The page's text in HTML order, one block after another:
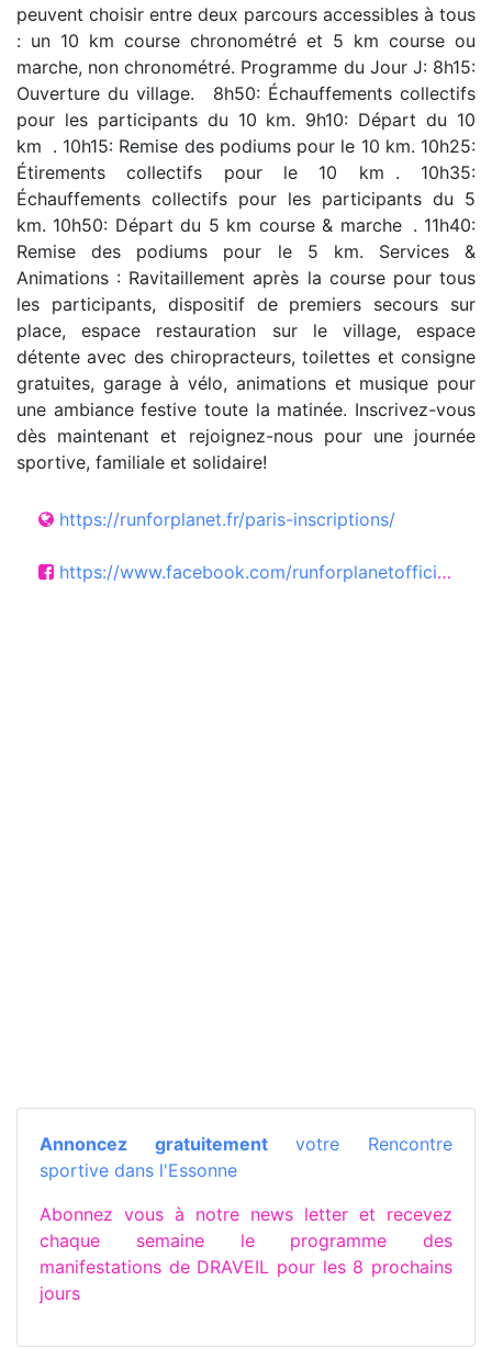
peuvent choisir entre deux parcours accessibles à tous
: un 10 km course chronométré et 5 km course ou
marche, non chronométré. Programme du Jour J: 8h15:
Ouverture du village. 8h50: Échauffements collectifs
pour les participants du 10 km. 9h10: Départ du 10
km . 10h15: Remise des podiums pour le 10 km. 10h25:
Étirements collectifs pour le 10 km . 10h35:
Échauffements collectifs pour les participants du 5
km. 10h50: Départ du 5 km course & marche . 11h40:
Remise des podiums pour le 5 km. Services &
Animations : Ravitaillement après la course pour tous
les participants, dispositif de premiers secours sur
place, espace restauration sur le village, espace
détente avec des chiropracteurs, toilettes et consigne
gratuites, garage à vélo, animations et musique pour
une ambiance festive toute la matinée. Inscrivez-vous
dès maintenant et rejoignez-nous pour une journée
sportive, familiale et solidaire!
https://runforplanet.fr/paris-inscriptions/
https://www.facebook.com/runforplanetofficiel/
Annoncez gratuitementvotre Rencontre
sportive dans l'Essonne
Abonnez vous à notre news letter et recevez
chaque semaine le programme des
manifestations de DRAVEIL pour les 8 prochains
jours